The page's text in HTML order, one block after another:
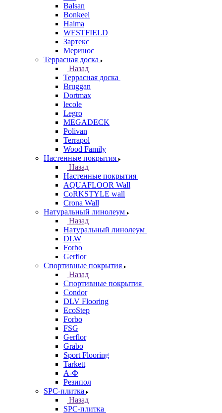
Balsan
Bonkeel
Haima
WESTFIELD
Зартекс
Меринос
Террасная доска
Назад
Террасная доска
Bruggan
Dortmax
lecole
Legro
MEGADECK
Polivan
Terrapol
Wood Family
Настенные покрытия
Назад
Настенные покрытия
AQUAFLOOR Wall
CoRKSTYLE wall
Crona Wall
Натуральный линолеум
Назад
Натуральный линолеум
DLW
Forbo
Gerflor
Спортивные покрытия
Назад
Спортивные покрытия
Condor
DLV Flooring
EcoStep
Forbo
FSG
Gerflor
Grabo
Sport Flooring
Tarkett
А-Ф
Резипол
SPC-плитка
Назад
SPC-плитка